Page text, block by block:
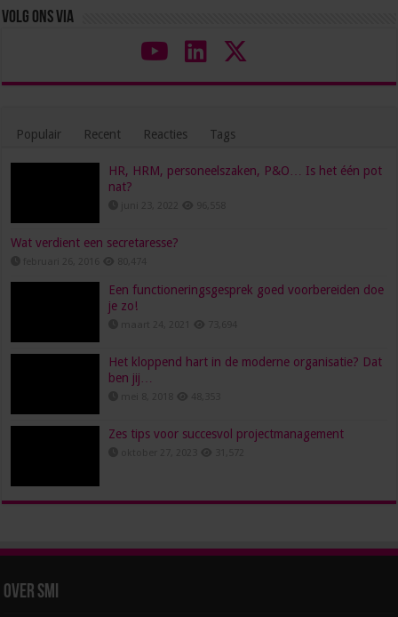
Volg ons via
Populair Recent Reacties Tags
HR, HRM, personeelszaken, P&O… Is het één pot
nat?
Wat verdient een secretaresse?
Een functioneringsgesprek goed voorbereiden doe
je zo!
Het kloppend hart in de moderne organisatie? Dat
ben jij…
Zes tips voor succesvol projectmanagement
Over SMI